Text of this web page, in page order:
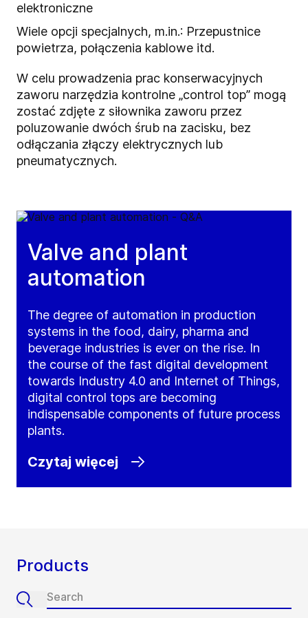
elektroniczne
Wiele opcji specjalnych, m.in.: Przepustnice
powietrza, połączenia kablowe itd.
W celu prowadzenia prac konserwacyjnych
zaworu narzędzia kontrolne „control top” mogą
zostać zdjęte z siłownika zaworu przez
poluzowanie dwóch śrub na zacisku, bez
odłączania złączy elektrycznych lub
pneumatycznych.
Valve and plant
automation
The degree of automation in production
systems in the food, dairy, pharma and
beverage industries is ever on the rise. In
the course of the fast digital development
towards Industry 4.0 and Internet of Things,
digital control tops are becoming
indispensable components of future process
plants.
Czytaj więcej
Products